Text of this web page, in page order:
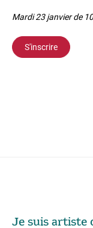
Mardi 23 janvier de
S'inscrire
Je suis artiste